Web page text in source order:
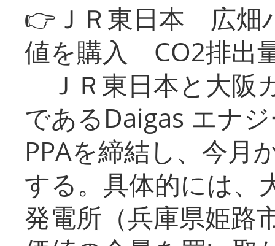
👉ＪＲ東日本 広畑
値を購入 CO2排出
ＪＲ東日本と大阪
であるDaigas エナ
PPAを締結し、今月
する。具体的には、
発電所（兵庫県姫路